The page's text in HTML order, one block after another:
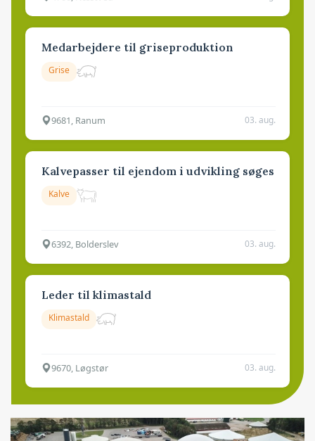
Medarbejdere til griseproduktion
Grise
9681, Ranum 03. aug.
Kalvepasser til ejendom i udvikling søges
Kalve
6392, Bolderslev 03. aug.
Leder til klimastald
Klimastald
9670, Løgstør 03. aug.